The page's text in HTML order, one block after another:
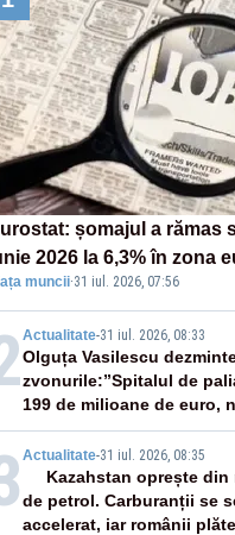
șomajul a rămas
2026 la 6,3% în zona
UEmuncii·31 iul. 2026, 07:56
Actualitate-31 iul. 2026, 08:33
Olguța Vasilescu
zvonurile:”Spitalul de
199 de milioane de euro,
milioane”
Actualitate-31 iul. 2026, 08:35
Kazahstan oprește
de petrol. Carburanții se
accelerat, iar românii